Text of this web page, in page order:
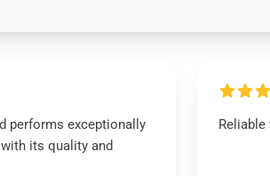
performs exceptionally
its quality and